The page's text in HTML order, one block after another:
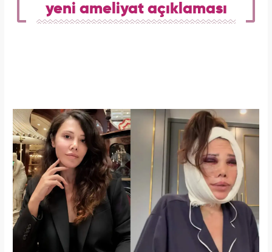
yeni ameliyat açıklaması